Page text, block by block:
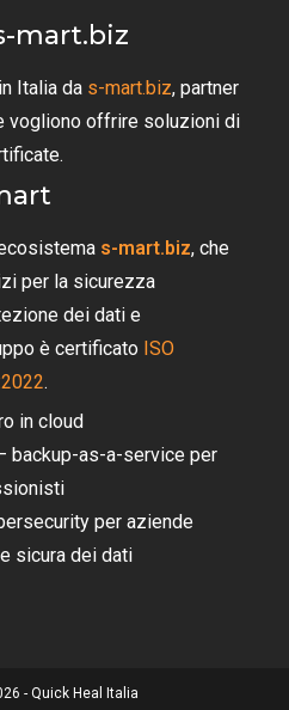
mart.biz
Italia da s-mart.biz, partner
vogliono offrire soluzioni di
s-mart.biz, che
per la sicurezza
dei dati e
è certificato ISO
.
in cloud
backup-as-a-service per
per aziende
sicura dei dati
- Quick Heal Italia